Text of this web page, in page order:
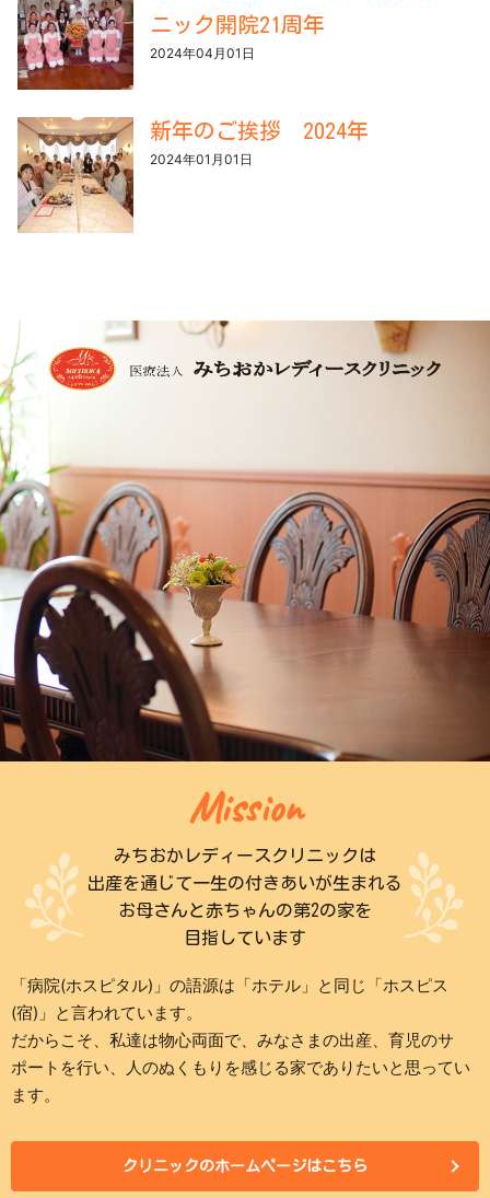
ニック開院21周年
2024年04月01日
新年のご挨拶 2024年
2024年01月01日
Mission
みちおかレディースクリニックは
出産を通じて一生の付きあいが生まれる
お母さんと赤ちゃんの第2の家を
目指しています
「病院(ホスピタル)」の語源は「ホテル」と同じ「ホスピス
(宿)」と言われています。
だからこそ、私達は物心両面で、みなさまの出産、育児のサ
ポートを行い、人のぬくもりを感じる家でありたいと思ってい
ます。
クリニックのホームページはこちら